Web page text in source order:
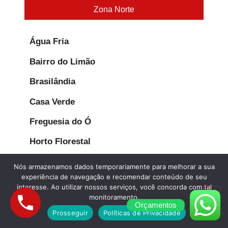
Zona Norte
Água Fria
Bairro do Limão
Brasilândia
Casa Verde
Freguesia do Ó
Horto Florestal
Jaçanã
Jardim Peri Peri
José Bonifácio
Orçamentos
Nós armazenamos dados temporariamente para melhorar a sua
experiência de navegação e recomendar conteúdo de seu
interesse. Ao utilizar nossos serviços, você concorda com tal
monitoramento.
Prosseguir
Políticas de Privacidade